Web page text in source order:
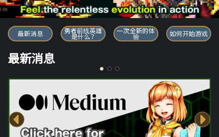
勇者前线英雄
最新消息 勇者前线英雄
是什么？
一次全新的体
验 如何开始游戏
最新消息